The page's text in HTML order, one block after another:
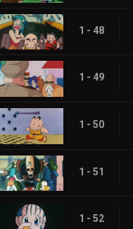
1 - 48
1 - 49
1 - 50
1 - 51
1 - 52